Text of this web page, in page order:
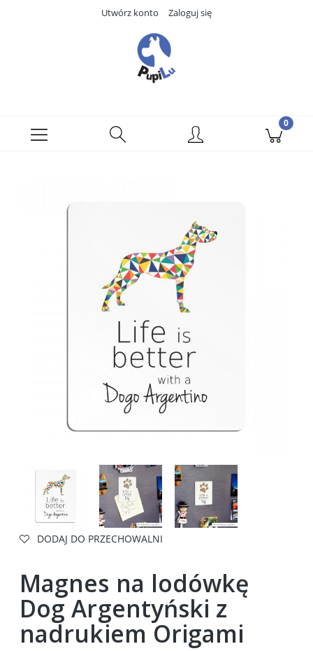
Utwórz konto Zaloguj się
DODAJ DO PRZECHOWALNI
Magnes na lodówkę
Dog Argentyński z
nadrukiem Origami